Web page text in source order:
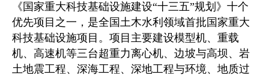
《国家重大科技基础设施建设“十三五”规划》十个
优先项目之一，是全国土木水利领域首批国家重大
科技基础设施项目。项目主要建设模型机、重载
机、高速机等三台超重力离心机、边坡与高坝、岩
土地震工程、深海工程、深地工程与环境、地质过